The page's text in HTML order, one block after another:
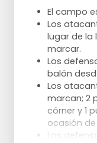
Variaciones:
El ejercicio
inversa.
El ejercicio
dirección
marcar.
El campo
Los
lugar de la
marcar.
Los
balón
Los
marcan; 2
córner y 1
ocasión de
Los